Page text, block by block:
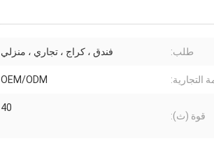
طلب: فندق ، كراج ، تجاري ، منزلي
التجارية: OEM/ODM
قوة (ث):
40